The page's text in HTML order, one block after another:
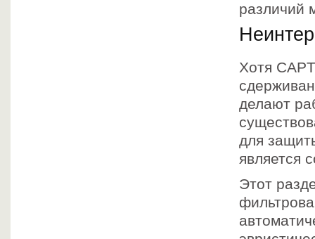
различий
Хотя
делают
для
является
Этот